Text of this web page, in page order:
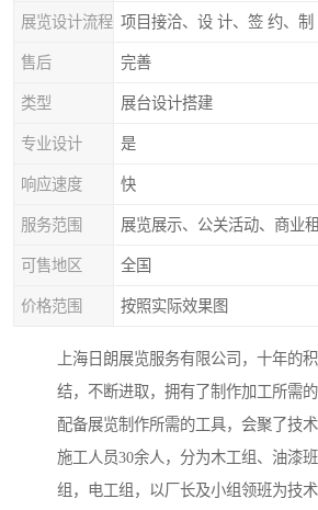
展览设计流程
售后 完善
类型 展台设计搭建
专业设计 是
响应速度 快
服务范围 展览展示、公关活动、商业
可售地区 全国
价格范围 按照实际效果图
上海日朗展览服务有限公司，十年的
结，不断进取，拥有了制作加工所需的
配备展览制作所需的工具，会聚了技
施工人员30余人，分为木工组、油漆
组，电工组，以厂长及小组领班为技